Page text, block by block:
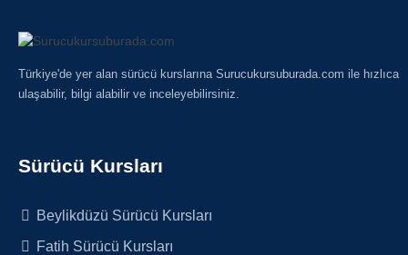
Türkiye'de yer alan sürücü kurslarına Surucukursuburada.com ile hızlıca
ulaşabilir, bilgi alabilir ve inceleyebilirsiniz.
Sürücü Kursları
Beylikdüzü Sürücü Kursları
Fatih Sürücü Kursları